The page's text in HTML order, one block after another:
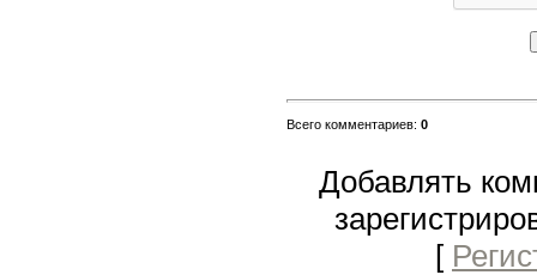
Всего комментариев: 0
Добавлять
[